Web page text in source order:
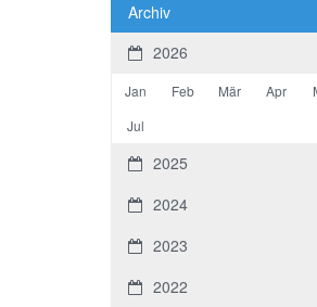
Archiv
2026
Jan Feb Mär Apr
Jul
2025
2024
2023
2022